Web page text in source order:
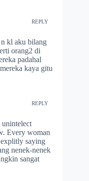
REPLY
kl aku bilang
orang2 di
padahal
kaya gitu
REPLY
Every woman
saying
nenek-nenek
sangat